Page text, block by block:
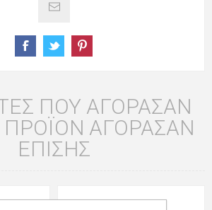
ΠΟΥ ΑΓΌΡΑΣΑΝ
ΑΓΌΡΑΣΑΝ
ΕΠΊΣΗΣ